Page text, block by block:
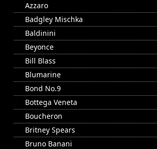
Azzaro
Badgley Mischka
Baldinini
Beyonce
Bill Blass
Blumarine
Bond No.9
Bottega Veneta
Boucheron
Britney Spears
Bruno Banani